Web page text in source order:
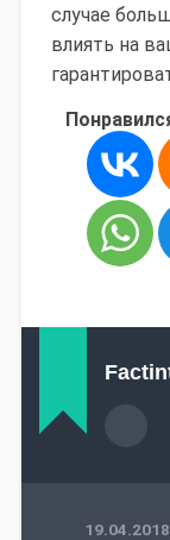
случае
влиять на
19.04.2018